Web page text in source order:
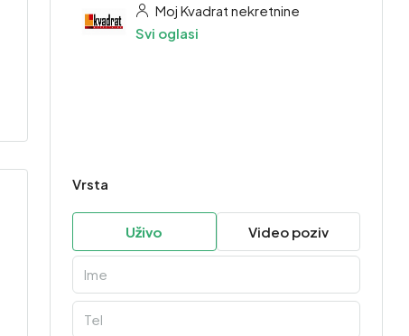
Moj Kvadrat nekretnine
Svi oglasi
Vrsta
Uživo Video poziv